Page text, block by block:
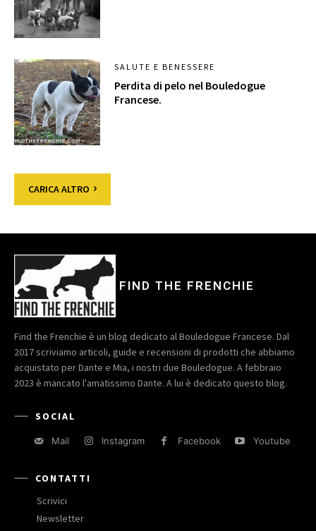
SALUTE E BENESSERE
Perdita di pelo nel Bouledogue
Francese.
CARICA ALTRO
FIND THE FRENCHIE
Find the Frenchie è un blog dedicato al Bouledogue Francese. Dal
2017 scriviamo articoli, guide e recensioni di prodotti che abbiamo
acquistato per Dante e Mia, i nostri due Bouledogue. A febbraio
2023 è mancato l'amatissimo Dante. A lui è dedicato questo blog.
SOCIAL
Mail Instagram Facebook Youtube
CONTATTI
Scrivici
Newsletter